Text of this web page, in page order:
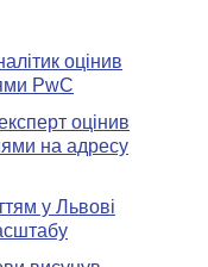
оцінив
PwC
оцінив
на адресу
у Львові